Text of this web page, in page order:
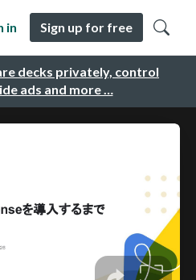
decks privately, control
ads and more …
in Sign up for free